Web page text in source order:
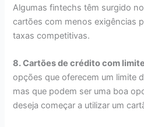
Algumas fintechs têm surgido
cartões com menos exigências
taxas competitivas.
8. Cartões de crédito com
opções que oferecem um limite
mas que podem ser uma boa
deseja começar a utilizar um